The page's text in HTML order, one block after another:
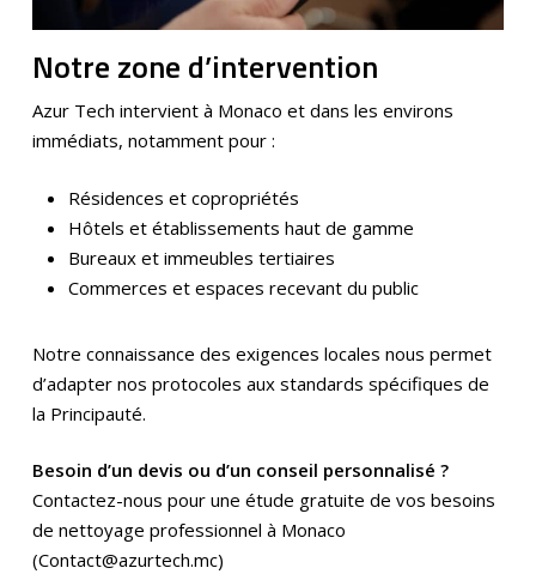
Notre zone d’intervention
Azur Tech intervient à Monaco et dans les environs
immédiats, notamment pour :
Résidences et copropriétés
Hôtels et établissements haut de gamme
Bureaux et immeubles tertiaires
Commerces et espaces recevant du public
Notre connaissance des exigences locales nous permet
d’adapter nos protocoles aux standards spécifiques de
la Principauté.
Besoin d’un devis ou d’un conseil personnalisé ?
Contactez-nous pour une étude gratuite de vos besoins
de nettoyage professionnel à Monaco
(Contact@azurtech.mc)